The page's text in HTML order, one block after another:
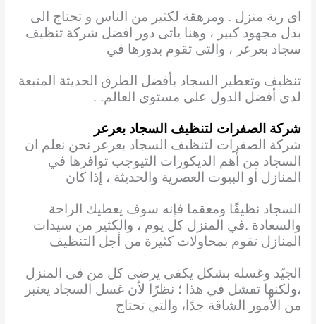
اى ربة منزل . ومرهقة لكثير من الناس و تحتاج الى
بذل مجهود كبير ، وهنا ياتى دور افضل شركة تنظيف
سجاد بعرعر ، والتى تقوم بدورها في
تنظيف وتعطير السجاد بأفضل الطرق الحديثة المتبعة
لدى أفضل الدول على مستوى العالم. .
شركة الصفرات لتنظيف السجاد بعرعر
شركة الصفرات لتنظيف السجاد بعرعر نحن نعلم ان
السجاد من أهم الديكورات التيوجب توافرها في
المنازل أو البيوت العصرية والحديثة ، إذا كان
السجاد نظيفًا ومعقما فإنه سوف يعطيك الراحة
والسعادة .في المنزل كل يوم ، والكثير من سيدات
المنازل تقوم بمحاولات كثيرة من أجل التنظيف
الجيّد وغسله بشكل يكفى يرضى كل من فى المنزل
،ولكنها تفشل في هذا ؛ نظرًا لأن غسل السجاد يعتبر
من الأمور الشاقة جدًا، والتي تحتاج